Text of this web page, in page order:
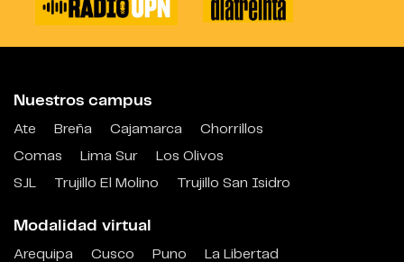
Nuestros campus
Ate Breña Cajamarca
Chorrillos
Comas
Lima Sur
Los Olivos
SJL
Trujillo El Molino Trujillo San Isidro
Modalidad virtual
Arequipa Cusco Puno
La Libertad